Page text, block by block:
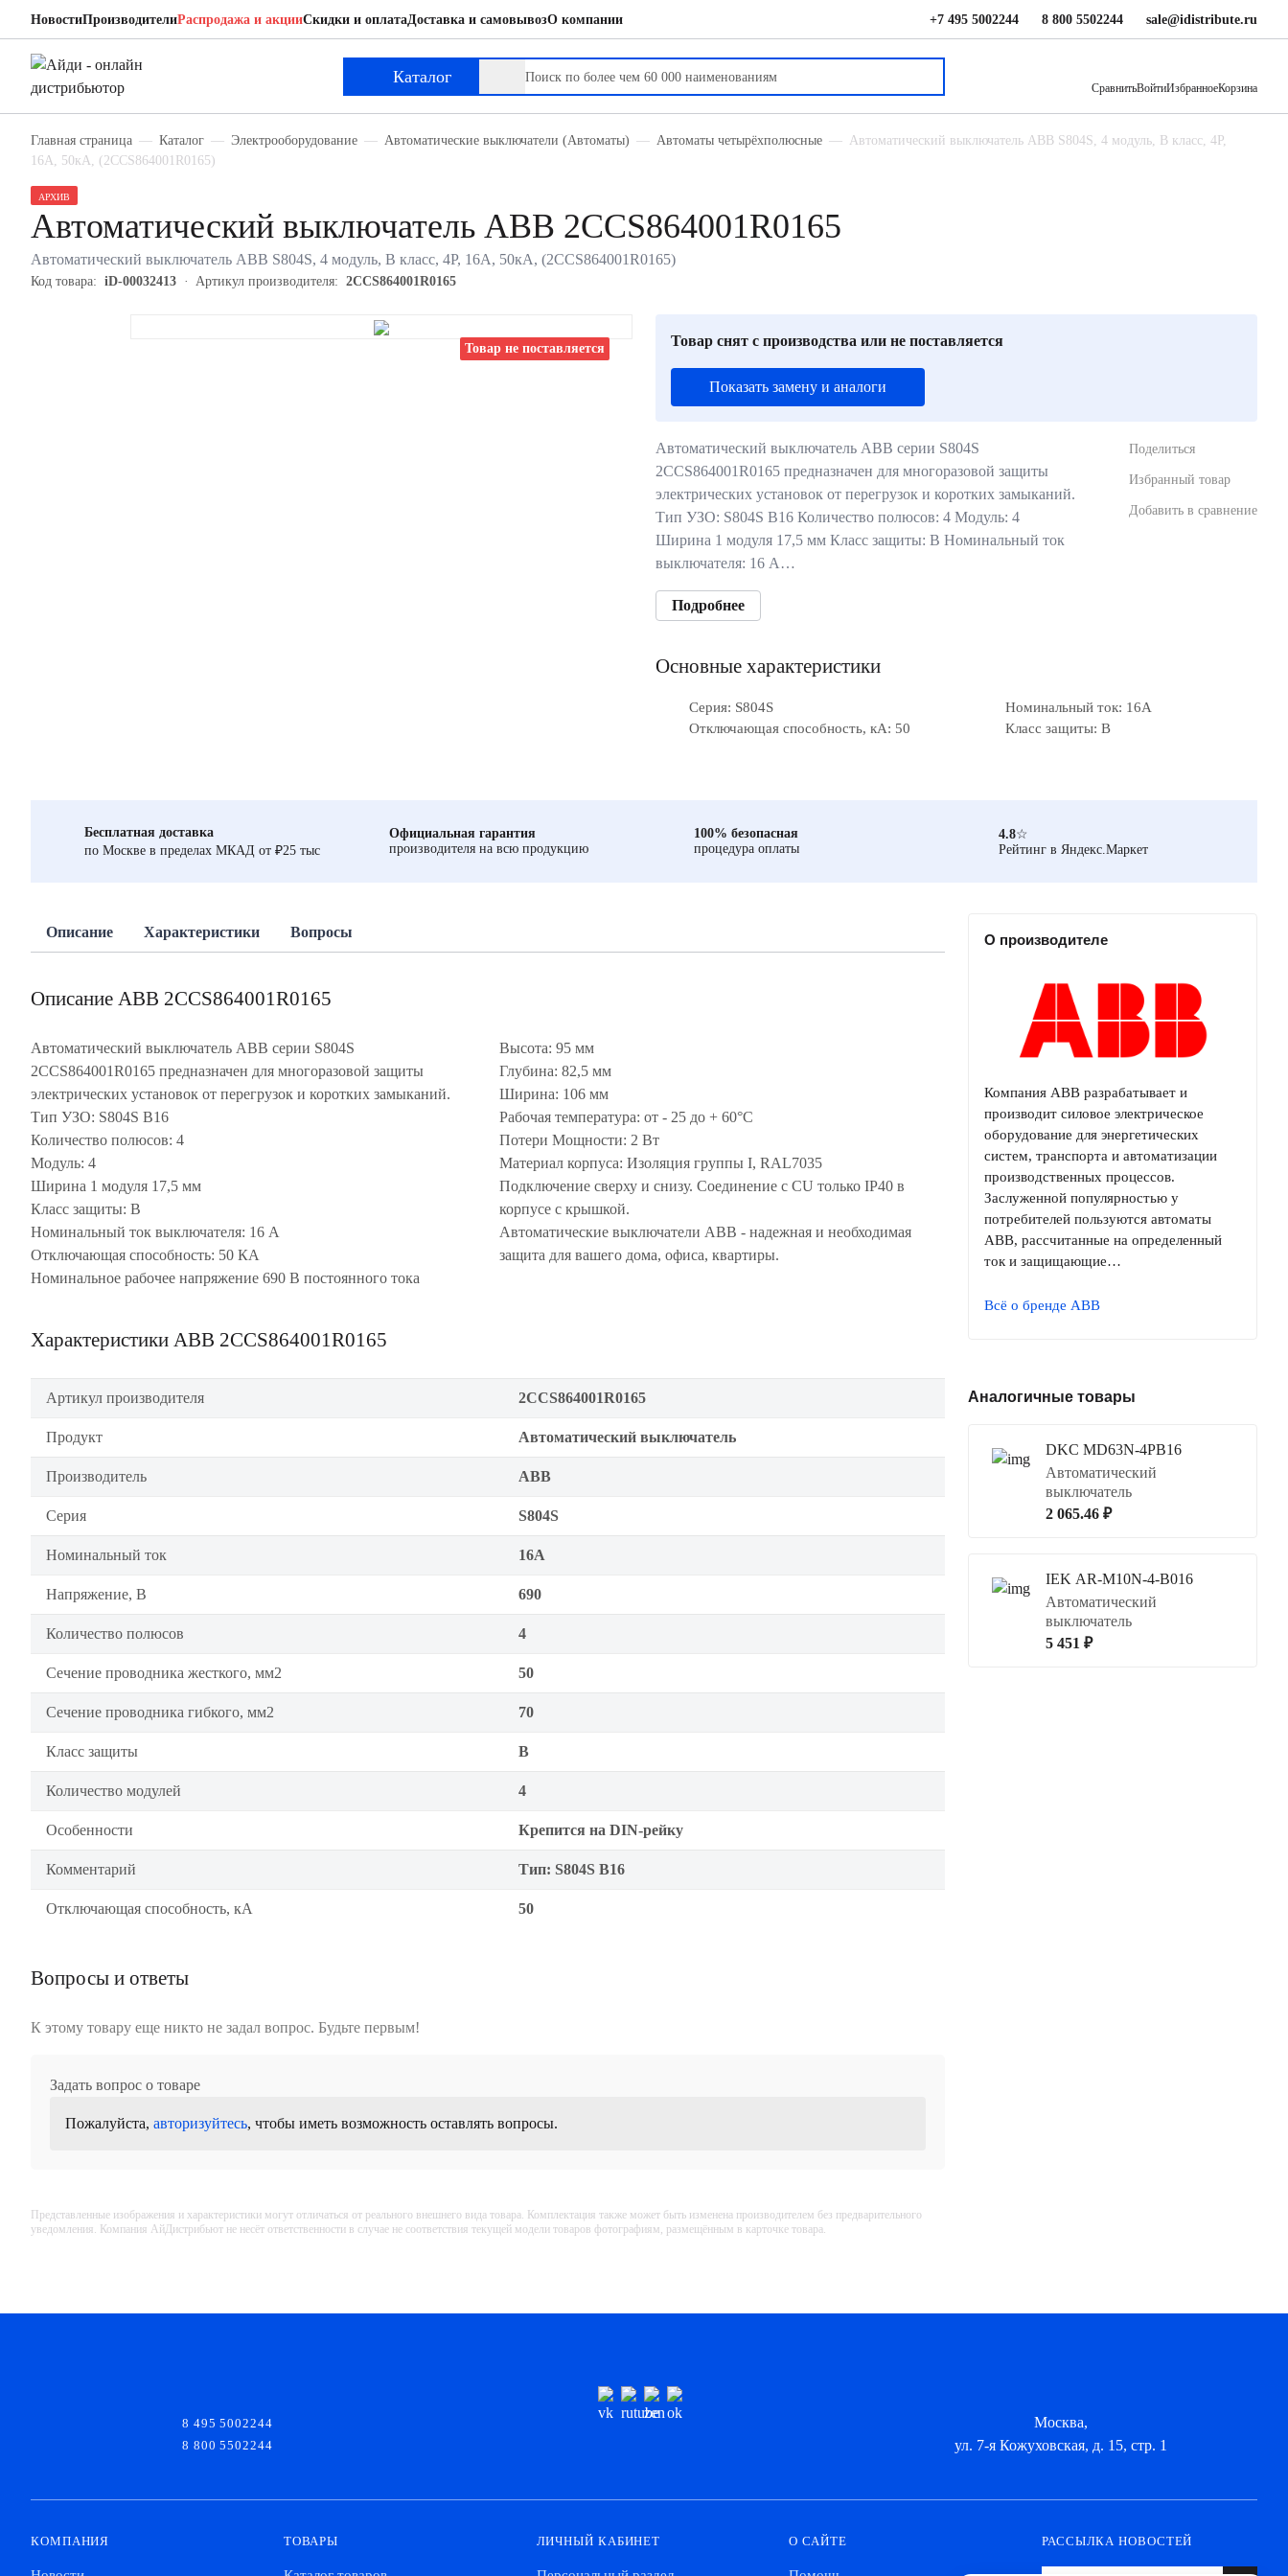
НовостиПроизводителиРаспродажа и акцииСкидки и оплатаДоставка и самовывозО компании +7 495 5002244 8 800 5502244 sale@idistribute.ru
Каталог
СравнитьВойтиИзбранноеКорзина
Главная страница Каталог Электрооборудование Автоматические выключатели (Автоматы) Автоматы четырёхполюсные
Автоматический выключатель ABB S804S, 4 модуль, B класс, 4P,
16А, 50кА, (2CCS864001R0165)
Товар не поставляется
АРХИВ
Автоматический выключатель ABB 2CCS864001R0165
Автоматический выключатель ABB S804S, 4 модуль, B класс, 4P, 16А, 50кА, (2CCS864001R0165)
Код товара: iD-00032413 Артикул производителя: 2CCS864001R0165
Товар снят с производства или не поставляется
Показать замену и аналоги
Автоматический выключатель ABB серии S804S
2CCS864001R0165 предназначен для многоразовой защиты
электрических установок от перегрузок и коротких замыканий.
Тип УЗО: S804S B16 Количество полюсов: 4 Модуль: 4
Ширина 1 модуля 17,5 мм Класс защиты: B Номинальный ток
выключателя: 16 А…
Подробнее
Поделиться
Избранный товар
Добавить в сравнение
Основные характеристики
Серия: S804S
Номинальный ток: 16А
Отключающая способность, кА: 50
Класс защиты: B
Бесплатная доставка
по Москве в пределах МКАД от ₽25 тыс
Официальная гарантия
производителя на всю продукцию
100% безопасная
процедура оплаты
4.8☆
Рейтинг в Яндекс.Маркет
Описание Характеристики Вопросы
Описание ABB 2CCS864001R0165
Автоматический выключатель ABB серии S804S
2CCS864001R0165 предназначен для многоразовой защиты
электрических установок от перегрузок и коротких замыканий.
Тип УЗО: S804S B16
Количество полюсов: 4
Модуль: 4
Ширина 1 модуля 17,5 мм
Класс защиты: B
Номинальный ток выключателя: 16 А
Отключающая способность: 50 КА
Номинальное рабочее напряжение 690 В постоянного тока
Высота: 95 мм
Глубина: 82,5 мм
Ширина: 106 мм
Рабочая температура: от - 25 до + 60°С
Потери Мощности: 2 Вт
Материал корпуса: Изоляция группы I, RAL7035
Подключение сверху и снизу. Соединение с CU только IP40 в
корпусе с крышкой.
Автоматические выключатели ABB - надежная и необходимая
защита для вашего дома, офиса, квартиры.
Характеристики ABB 2CCS864001R0165
Артикул производителя 2CCS864001R0165
Продукт Автоматический выключатель
Производитель ABB
Серия S804S
Номинальный ток 16А
Напряжение, В 690
Количество полюсов 4
Сечение проводника жесткого, мм2 50
Сечение проводника гибкого, мм2 70
Класс защиты B
Количество модулей 4
Особенности Крепится на DIN-рейку
Комментарий Тип: S804S B16
Отключающая способность, кА 50
Вопросы и ответы
К этому товару еще никто не задал вопрос. Будьте первым!
Задать вопрос о товаре
Пожалуйста, авторизуйтесь, чтобы иметь возможность оставлять вопросы.
Представленные изображения и характеристики могут отличаться от реального внешнего вида товара. Комплектация также может быть изменена производителем без предварительного
уведомления. Компания АйДистрибьют не несёт ответственности в случае не соответствия текущей модели товаров фотографиям, размещённым в карточке товара.
О производителе
Компания ABB разрабатывает и
производит силовое электрическое
оборудование для энергетических
систем, транспорта и автоматизации
производственных процессов.
Заслуженной популярностью у
потребителей пользуются автоматы
ABB, рассчитанные на определенный
ток и защищающие…
Всё о бренде ABB
Аналогичные товары
DKC MD63N-4PB16
Автоматический
выключатель
2 065.46 ₽
IEK AR-M10N-4-B016
Автоматический
выключатель
5 451 ₽
ABB 2CCS864001R0165
Автоматический выключатель
8 495 5002244
8 800 5502244
Москва,
ул. 7-я Кожуховская, д. 15, стр. 1
КОМПАНИЯ ТОВАРЫ ЛИЧНЫЙ КАБИНЕТ О САЙТЕ РАССЫЛКА НОВОСТЕЙ